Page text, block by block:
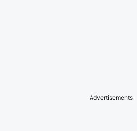
Advertisements